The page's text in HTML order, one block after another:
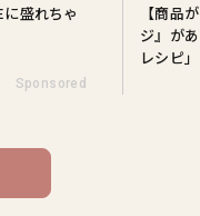
盛れちゃ
Sponsored
【商品
ジ』が
レシピ」